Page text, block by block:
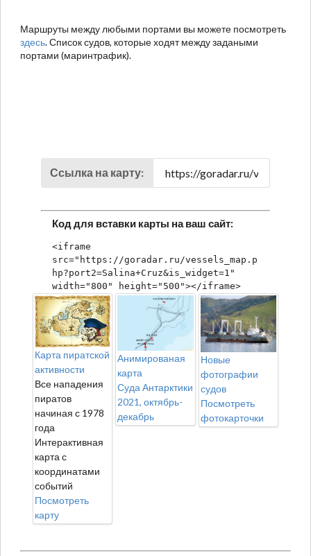
Маршруты между любыми портами вы можете посмотреть
здесь. Список судов, которые ходят между задаными
портами (маринтрафик).
Ссылка на карту:
Код для вставки карты на ваш сайт:
<iframe
src="https://goradar.ru/vessels_map.p
hp?port2=Salina+Cruz&is_widget=1"
width="800" height="500"></iframe>
Карта пиратской
активности
Все нападения
пиратов
начиная с 1978
года
Интерактивная
карта с
координатами
событий
Посмотреть
карту
Анимированая
карта
Суда Антарктики
2021, октябрь-
декабрь
Новые
фотографии
судов
Посмотреть
фотокарточки